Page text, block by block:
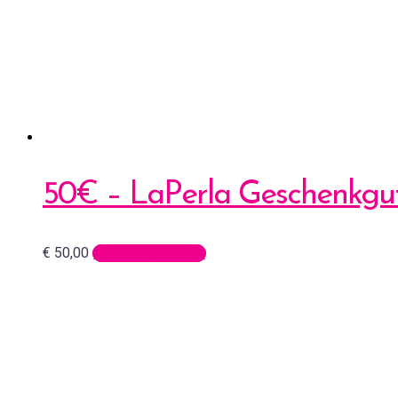
50€ – LaPerla
€ 50,00 In den Warenkorb